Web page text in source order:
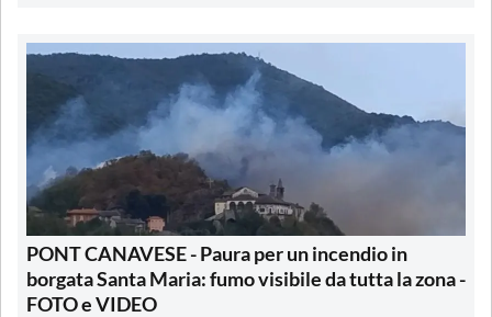
PONT CANAVESE - Paura per un incendio in
borgata Santa Maria: fumo visibile da tutta la zona -
FOTO e VIDEO